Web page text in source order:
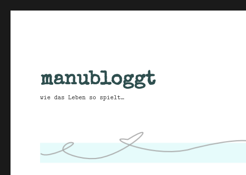
manubloggt
wie das Leben so spielt…